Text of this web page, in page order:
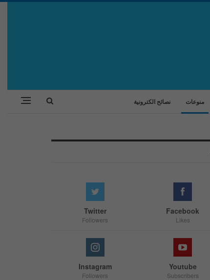
منوعات نصائح الكترونية
Facebook
Likes
Twitter
Followers
Youtube
Subscribers
Instagram
Followers